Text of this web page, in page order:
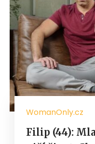
WomanOnly.cz
Filip (44):